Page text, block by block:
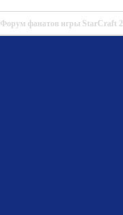
Форум фанатов игры StarCraft 2